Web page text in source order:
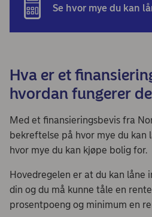
Se hvor mye du kan
Hva er et
hvordan fungerer
Med et finansieringsbevis fra
bekreftelse på hvor mye du kan
hvor mye du kan kjøpe bolig for.
Hovedregelen er at du kan låne
din og du må kunne tåle en
prosentpoeng og minimum en